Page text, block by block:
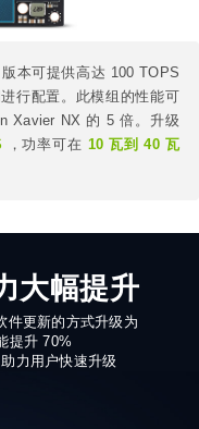
本可提供高达 100 TOPS
行配置。此模组的性能可
Xavier NX 的 5 倍。升级
，功率可在 10 瓦到 40 瓦
大幅提升
件更新的方式升级为
提升 70%
力用户快速升级